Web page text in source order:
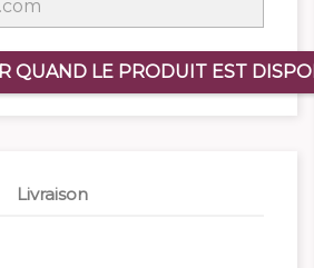
QUAND LE PRODUIT EST
Livraison